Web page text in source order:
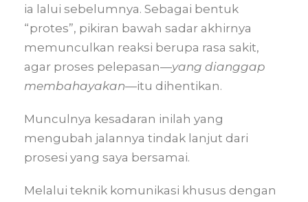
ia lalui sebelumnya. Sebagai bentuk
“protes”, pikiran bawah sadar akhirnya
memunculkan reaksi berupa rasa sakit,
agar proses pelepasan—yang dianggap
membahayakan—itu dihentikan.
Munculnya kesadaran inilah yang
mengubah jalannya tindak lanjut dari
prosesi yang saya bersamai.
Melalui teknik komunikasi khusus dengan